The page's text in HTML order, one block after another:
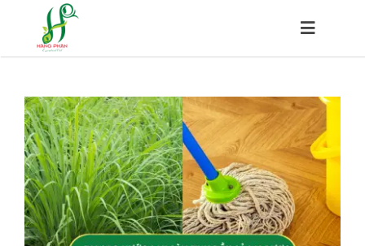
content
Toggle
Trang chủ
Về chúng tôi
Sản phẩm